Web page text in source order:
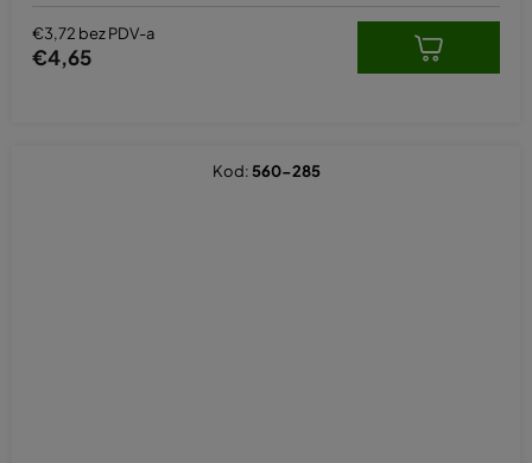
€3,72 bez PDV-a
€4,65
Kod: 560-285